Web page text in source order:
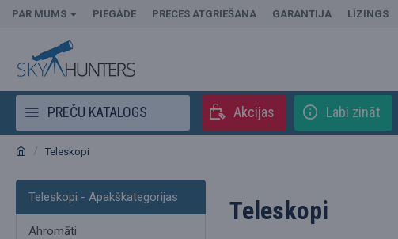
PAR MUMS PIEGĀDE PRECES ATGRIEŠANA GARANTIJA LĪZINGS
PREČU KATALOGS Akcijas Labi zināt
Teleskopi
Teleskopi - Apakškategorijas
Ahromāti
Teleskopi